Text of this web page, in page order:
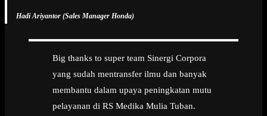
Hadi Ariyantor (Sales Manager Honda)
Big thanks to super team Sinergi Corpora
yang sudah mentransfer ilmu dan banyak
membantu dalam upaya peningkatan mutu
pelayanan di RS Medika Mulia Tuban.